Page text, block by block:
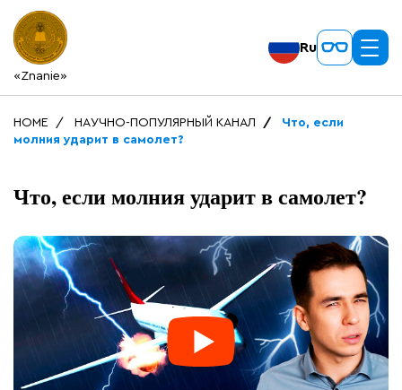
«Znanie»
Ru
HOME НАУЧНО-ПОПУЛЯРНЫЙ КАНАЛ
Что, если
молния ударит в самолет?
Что, если молния ударит в самолет?